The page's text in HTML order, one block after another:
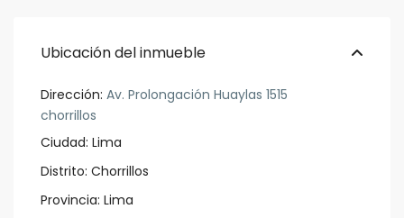
Ubicación del inmueble
Dirección: Av. Prolongación Huaylas 1515
chorrillos
Ciudad: Lima
Distrito: Chorrillos
Provincia: Lima